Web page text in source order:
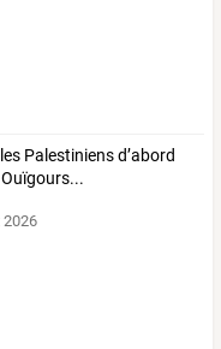
Palestiniens d’abord
2026